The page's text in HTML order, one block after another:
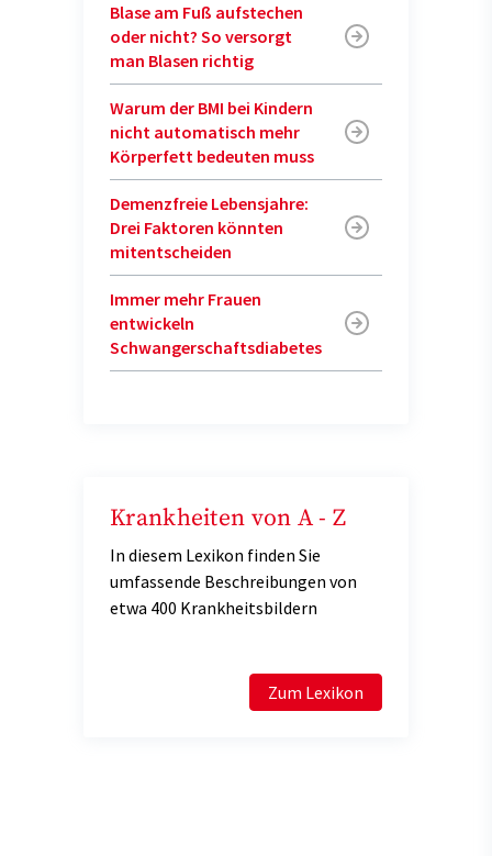
Blase am Fuß aufstechen
oder nicht? So versorgt
man Blasen richtig
Warum der BMI bei Kindern
nicht automatisch mehr
Körperfett bedeuten muss
Demenzfreie Lebensjahre:
Drei Faktoren könnten
mitentscheiden
Immer mehr Frauen
entwickeln
Schwangerschaftsdiabetes
Krankheiten von A - Z
In diesem Lexikon finden Sie
umfassende Beschreibungen von
etwa 400 Krankheitsbildern
Zum Lexikon